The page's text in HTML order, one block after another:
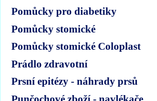
Pomůcky pro diabetiky
Pomůcky stomické
Pomůcky stomické Coloplast
Prádlo zdravotní
Prsní epitézy - náhrady prsů